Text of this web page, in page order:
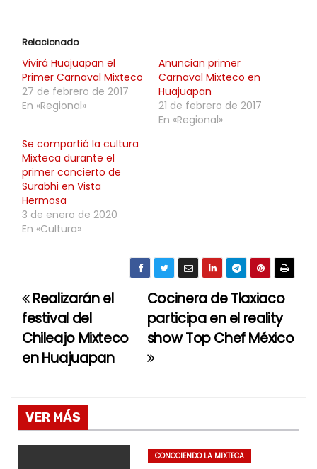
Relacionado
Vivirá Huajuapan el
Primer Carnaval Mixteco
27 de febrero de 2017
En «Regional»
Anuncian primer
Carnaval Mixteco en
Huajuapan
21 de febrero de 2017
En «Regional»
Se compartió la cultura
Mixteca durante el
primer concierto de
Surabhi en Vista
Hermosa
3 de enero de 2020
En «Cultura»
N
a
v
g
a
Cocinera de Tlaxiaco
participa en el reality
show Top Chef México
Realizarán el
festival del
Chileajo Mixteco
en Huajuapan
VER MÁS
CONOCIENDO LA MIXTECA